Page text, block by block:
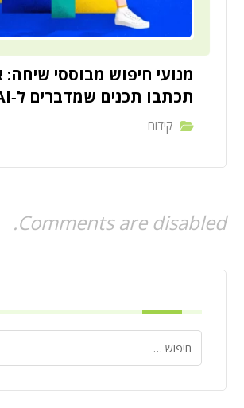
מנועי חיפוש מבוססי שיחה:
תכתבו תכנים שמדברים ל‑AI?
קידום
Comments are disabled.